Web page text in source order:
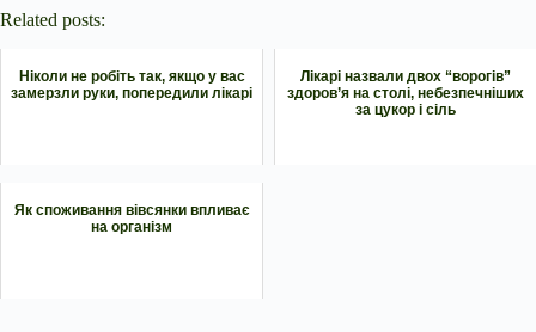
Related posts:
Ніколи не робіть так, якщо у вас
замерзли руки, попередили лікарі
Лікарі назвали двох “ворогів”
здоров’я на столі, небезпечніших
за цукор і сіль
Як споживання вівсянки впливає
на організм